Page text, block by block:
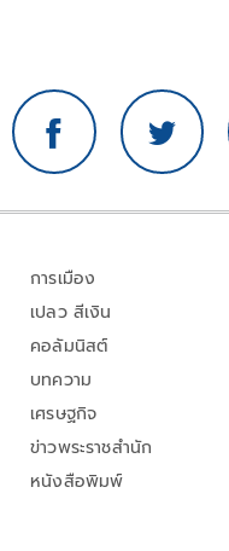
การเมือง
เปลว สีเงิน
คอลัมนิสต์
บทความ
เศรษฐกิจ
ข่าวพระราชสำนัก
หนังสือพิมพ์